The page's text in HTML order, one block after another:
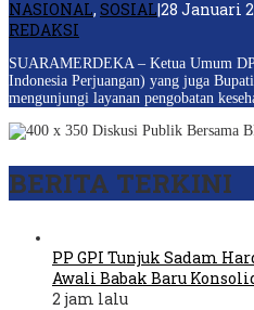
NASIONAL, SOSIAL|28 Januari
REDAKSI
SUARAMERDEKA – Ketua Umum
Indonesia Perjuangan) yang juga
mengunjungi layanan pengobatan
BERITA TERKINI
PP GPI Tunjuk Sadam
Awali Babak Baru
2 jam lalu